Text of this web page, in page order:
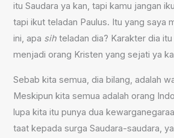
itu Saudara ya kan, tapi kamu jangan
tapi ikut teladan Paulus. Itu yang saya
ini, apa sih teladan dia? Karakter dia
menjadi orang Kristen yang sejati ya
Sebab kita semua, dia bilang, adalah
Meskipun kita semua adalah orang
lupa kita itu punya dua
taat kepada surga Saudara-saudara,